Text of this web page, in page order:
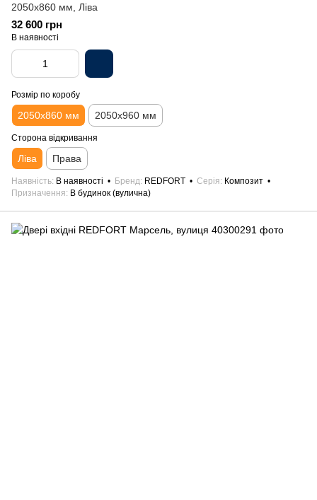
2050х860 мм, Ліва
32 600 грн
В наявності
Розмір по коробу
2050х860 мм 2050х960 мм
Сторона відкривання
Ліва Права
Наявність В наявності Бренд REDFORT Серія
Композит
Призначення
В будинок (вулична)